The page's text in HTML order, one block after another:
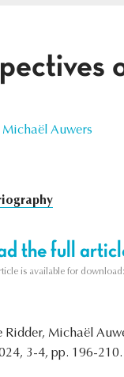
Michaël Auwers
the full
is available for download:
Ridder, Michaël
3-4, pp. 196-210.